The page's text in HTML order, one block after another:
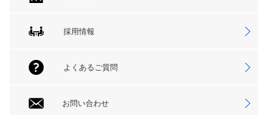
採用情報
よくあるご質問
お問い合わせ